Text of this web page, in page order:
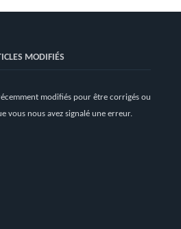
MODIFIÉS
modifiés pour être corrigés ou
vous nous avez signalé une erreur.